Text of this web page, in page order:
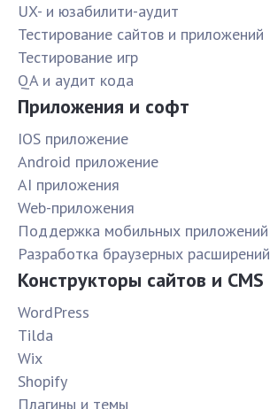
UX- и юзабилити-аудит
Тестирование сайтов и приложений
Тестирование игр
QA и аудит кода
Приложения и софт
IOS приложение
Android приложение
AI приложения
Web-приложения
Поддержка мобильных приложений
Разработка браузерных расширений
Конструкторы сайтов и CMS
WordPress
Tilda
Wix
Shopify
Плагины и темы